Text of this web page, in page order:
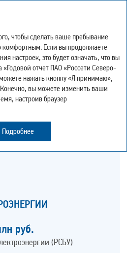
Искать
-0+
РЫНКЕ
руб.
(РСБУ)
чтобы сделать ваше пребывание
Если вы продолжаете
настроек, это будет означать, что вы
«Годовой отчет ПАО «Россети Северо-
нажать кнопку «Я принимаю»,
вы можете изменить ваши
настроив браузер
Подробнее